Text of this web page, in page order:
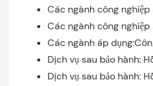
Các ngành công
Các ngành công
Các ngành áp
Dịch vụ sau bảo hành:
Dịch vụ sau bảo hành: